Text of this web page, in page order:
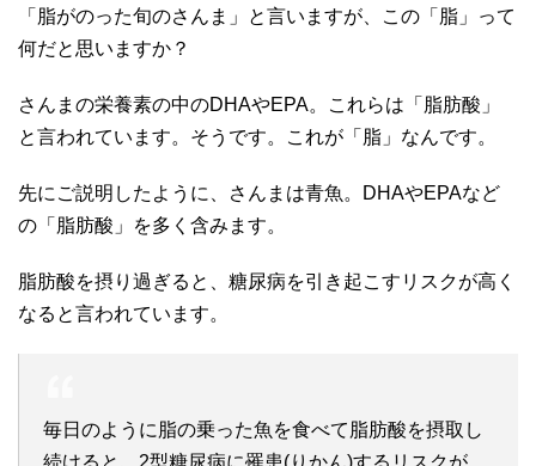
「脂がのった旬のさんま」と言いますが、この「脂」って
何だと思いますか？
さんまの栄養素の中のDHAやEPA。これらは「脂肪酸」
と言われています。そうです。これが「脂」なんです。
先にご説明したように、さんまは青魚。DHAやEPAなど
の「脂肪酸」を多く含みます。
脂肪酸を摂り過ぎると、糖尿病を引き起こすリスクが高く
なると言われています。
毎日のように脂の乗った魚を食べて脂肪酸を摂取し
続けると、2型糖尿病に罹患(りかん)するリスクが